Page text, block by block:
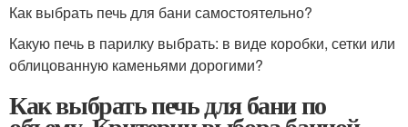
Как выбрать печь для бани самостоятельно?
Какую печь в парилку выбрать: в виде коробки, сетки или
облицованную каменьями дорогими?
Как выбрать печь для бани по